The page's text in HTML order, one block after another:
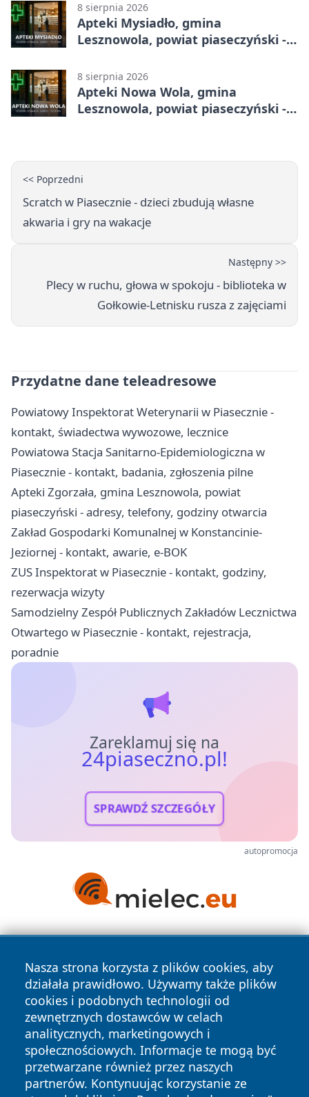
8 sierpnia 2026
Apteki Mysiadło, gmina
Lesznowola, powiat piaseczyński -
8 sierpnia 2026
Apteki Nowa Wola, gmina
Lesznowola, powiat piaseczyński -
<< Poprzedni
Scratch w Piasecznie - dzieci zbudują własne
akwaria i gry na wakacje
Następny >>
Plecy w ruchu, głowa w spokoju - biblioteka w
Gołkowie-Letnisku rusza z zajęciami
Przydatne dane teleadresowe
Powiatowy Inspektorat Weterynarii w Piasecznie -
kontakt, świadectwa wywozowe, lecznice
Powiatowa Stacja Sanitarno-Epidemiologiczna w
Piasecznie - kontakt, badania, zgłoszenia pilne
Apteki Zgorzała, gmina Lesznowola, powiat
piaseczyński - adresy, telefony, godziny otwarcia
Zakład Gospodarki Komunalnej w Konstancinie-
Jeziornej - kontakt, awarie, e-BOK
ZUS Inspektorat w Piasecznie - kontakt, godziny,
rezerwacja wizyty
Samodzielny Zespół Publicznych Zakładów Lecznictwa
Otwartego w Piasecznie - kontakt, rejestracja,
poradnie
Zareklamuj się na
24piaseczno.pl!
SPRAWDŹ SZCZEGÓŁY
autopromocja
Nasza strona korzysta z plików cookies, aby
działała prawidłowo. Używamy także plików
cookies i podobnych technologii od
zewnętrznych dostawców w celach
analitycznych, marketingowych i
społecznościowych. Informacje te mogą być
przetwarzane również przez naszych
partnerów. Kontynuując korzystanie ze
Copyright © 2026 24piaseczno.pl Wszystkie prawa
zastrzeżone.
News Autorzy
Polityka
Polityka